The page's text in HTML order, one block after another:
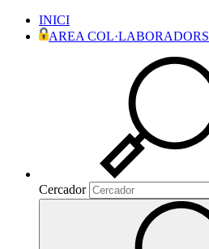
INICI
AREA COL·LABORADORS
Cercador